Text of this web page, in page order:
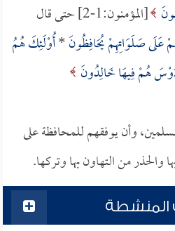
[المؤمنون:1-2] حتى قال
عَلَى صَلَوَاتِهِمْ يُحَافِظُونَ*أُوْلَئِكَ هُمُ
هُمْ فِيهَا خَالِدُونَ
وأن يوفقهم للمحافظة على
والحذر من التهاون بها وتركها.
المنشطة